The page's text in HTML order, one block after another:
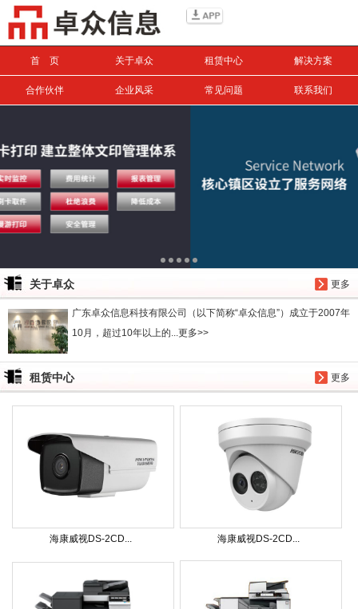
首 页 关于卓众 租赁中心 解决方案
合作伙伴 企业风采 常见问题 联系我们
更多
关于卓众
广东卓众信息科技有限公司（以下简称“卓众信息”）成立于2007年
10月，超过10年以上的...更多>>
更多
租赁中心
海康威视DS-2CD... 海康威视DS-2CD...
搜索